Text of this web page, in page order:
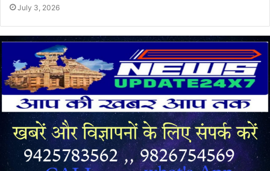
July 3, 2026